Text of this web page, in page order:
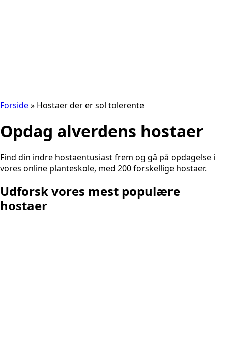
Forside» Hostaer der er sol tolerente
Opdag alverdens hostaer
Find din indre hostaentusiast frem og gå på opdagelse i
vores online planteskole, med 200 forskellige hostaer.
Udforsk vores mest populære
hostaer